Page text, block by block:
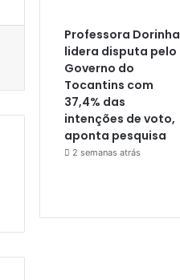
Professora Dorinha
lidera disputa pelo
Governo do
Tocantins com
37,4% das
intenções de voto,
aponta pesquisa
2 semanas atrás